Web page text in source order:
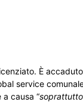
È
service
causa “